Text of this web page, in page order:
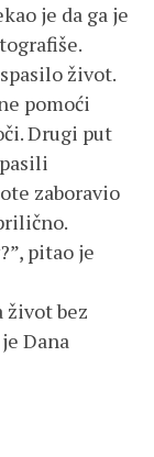
je da ga je
život.
pomoći
Drugi put
zaboravio
pitao je
život bez
Dana